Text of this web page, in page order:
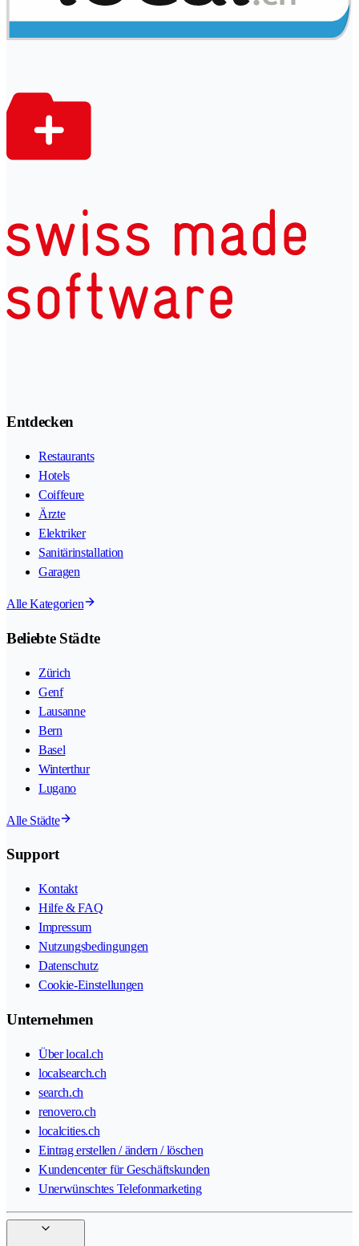
Entdecken
Restaurants
Hotels
Coiffeure
Ärzte
Elektriker
Sanitärinstallation
Garagen
Alle Kategorien
Beliebte Städte
Zürich
Genf
Lausanne
Bern
Basel
Winterthur
Lugano
Alle Städte
Support
Kontakt
Hilfe & FAQ
Impressum
Nutzungsbedingungen
Datenschutz
Cookie-Einstellungen
Unternehmen
Über local.ch
localsearch.ch
search.ch
renovero.ch
localcities.ch
Eintrag erstellen / ändern / löschen
Kundencenter für Geschäftskunden
Unerwünschtes Telefonmarketing